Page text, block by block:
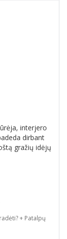
interjero
dirbant
gražių idėjų
+ Patalpų